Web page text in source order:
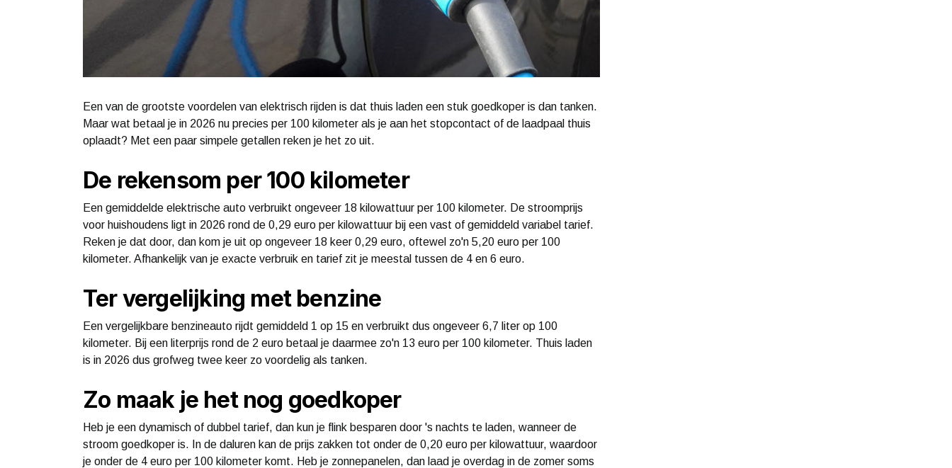
Een van de grootste voordelen van elektrisch rijden is dat thuis laden een stuk goedkoper is dan tanken.
Maar wat betaal je in 2026 nu precies per 100 kilometer als je aan het stopcontact of de laadpaal thuis
oplaadt? Met een paar simpele getallen reken je het zo uit.
De rekensom per 100 kilometer
Een gemiddelde elektrische auto verbruikt ongeveer 18 kilowattuur per 100 kilometer. De stroomprijs
voor huishoudens ligt in 2026 rond de 0,29 euro per kilowattuur bij een vast of gemiddeld variabel tarief.
Reken je dat door, dan kom je uit op ongeveer 18 keer 0,29 euro, oftewel zo'n 5,20 euro per 100
kilometer. Afhankelijk van je exacte verbruik en tarief zit je meestal tussen de 4 en 6 euro.
Ter vergelijking met benzine
Een vergelijkbare benzineauto rijdt gemiddeld 1 op 15 en verbruikt dus ongeveer 6,7 liter op 100
kilometer. Bij een literprijs rond de 2 euro betaal je daarmee zo'n 13 euro per 100 kilometer. Thuis laden
is in 2026 dus grofweg twee keer zo voordelig als tanken.
Zo maak je het nog goedkoper
Heb je een dynamisch of dubbel tarief, dan kun je flink besparen door 's nachts te laden, wanneer de
stroom goedkoper is. In de daluren kan de prijs zakken tot onder de 0,20 euro per kilowattuur, waardoor
je onder de 4 euro per 100 kilometer komt. Heb je zonnepanelen, dan laad je overdag in de zomer soms